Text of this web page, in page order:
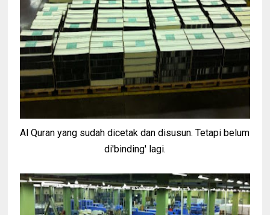
Al Quran yang sudah dicetak dan disusun. Tetapi belum
di'binding' lagi.